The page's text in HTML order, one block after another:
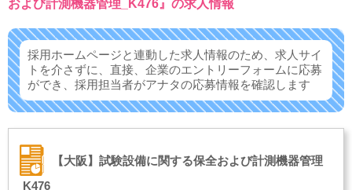
および計測機器管理_K476』の求人情報
採用ホームページと連動した求人情報のため、求人サイ
トを介さずに、 直接、企業のエントリーフォームに応募
ができ、 採用担当者がアナタの応募情報を確認します
【大阪】試験設備に関する保全および計測機器管理
_K476